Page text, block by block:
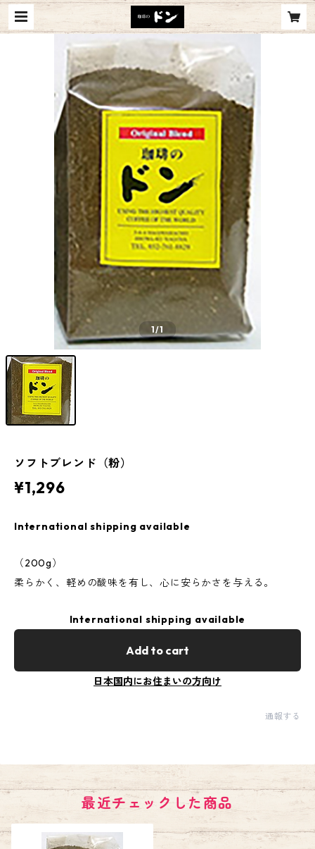
1/1
ソフトブレンド（粉）
¥1,296
International shipping available
（200g）
柔らかく、軽めの酸味を有し、心に安らかさを与える。
International shipping available
Add to cart
日本国内にお住まいの方向け
通報する
最近チェックした商品